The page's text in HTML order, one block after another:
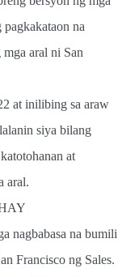
na
aral ni San
at inilibing sa araw
siya bilang
at
aral.
nagbabasa na bumili
Francisco ng Sales.